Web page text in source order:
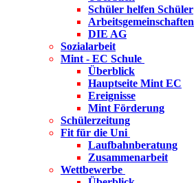
Schüler helfen Schüler
Arbeitsgemeinschaften
DIE AG
Sozialarbeit
Mint - EC Schule
Überblick
Hauptseite Mint EC
Ereignisse
Mint Förderung
Schülerzeitung
Fit für die Uni
Laufbahnberatung
Zusammenarbeit
Wettbewerbe